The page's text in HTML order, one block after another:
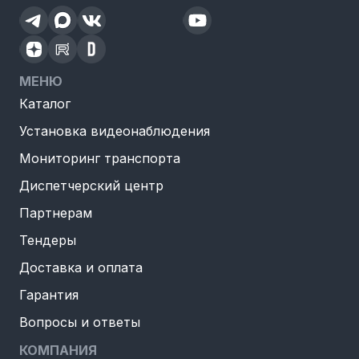
МЕНЮ
Каталог
Установка видеонаблюдения
Мониторинг транспорта
Диспетчерский центр
Партнерам
Тендеры
Доставка и оплата
Гарантия
Вопросы и ответы
КОМПАНИЯ